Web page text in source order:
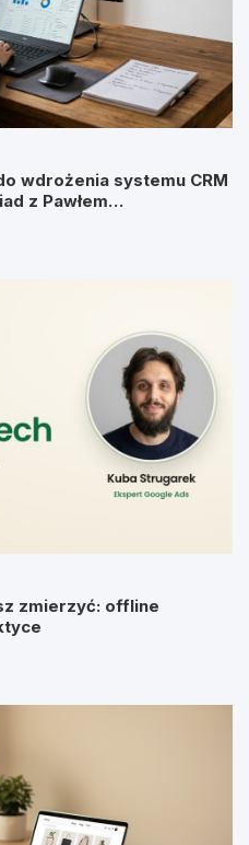
wdrożenia systemu CRM
z Pawłem
zmierzyć: offline